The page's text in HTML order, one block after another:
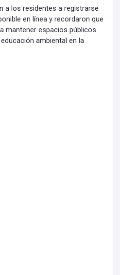
a los residentes a registrarse
en línea y recordaron que
mantener espacios públicos
ambiental en la